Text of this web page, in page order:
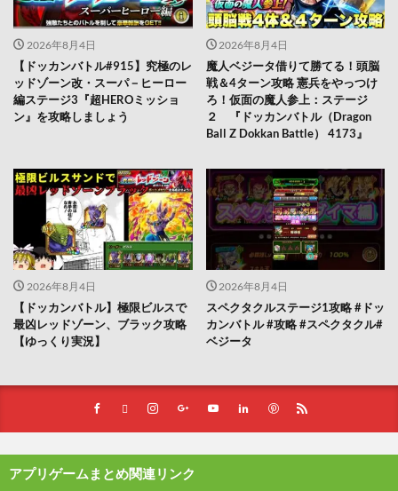
2026年8月4日
【ドッカンバトル#915】究極のレ
ッドゾーン改・スーパ－ヒーロー
編ステージ3『超HEROミッショ
ン』を攻略しましょう
2026年8月4日
魔人ベジータ借りて勝てる！頭脳
戦＆4ターン攻略 憲兵をやっつけ
ろ！仮面の魔人参上：ステージ
２ 『ドッカンバトル（Dragon
Ball Z Dokkan Battle） 4173』
2026年8月4日
【ドッカンバトル】極限ビルスで
最凶レッドゾーン、ブラック攻略
【ゆっくり実況】
2026年8月4日
スペクタクルステージ1攻略 #ドッ
カンバトル #攻略 #スペクタクル#
ベジータ
アプリゲームまとめ関連リンク